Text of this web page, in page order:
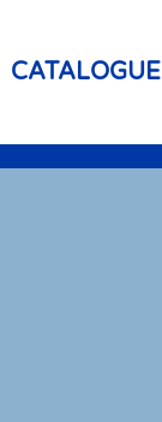
CATALOGUE